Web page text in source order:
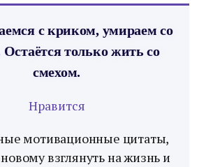
с криком, умираем со
Остаётся только жить со
смехом.
Нравится
мотивационные цитаты,
взглянуть на жизнь и